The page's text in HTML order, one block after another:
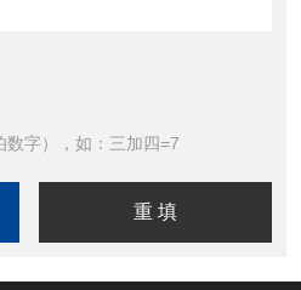
字），如：三加四=7